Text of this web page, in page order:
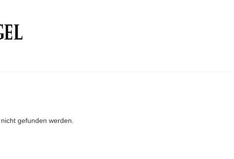
gefunden werden.